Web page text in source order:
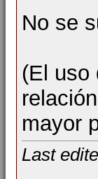
No se
(El uso
mayor
Last